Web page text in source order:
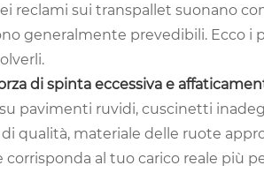
reclami sui transpallet suonano
generalmente prevedibili. Ecco
di spinta eccessiva e
pavimenti ruvidi, cuscinetti
qualità, materiale delle ruote
corrisponda al tuo carico reale più